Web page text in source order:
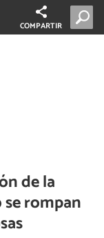
COMPARTIR
de la
rompan